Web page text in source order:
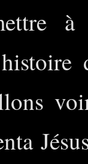
à